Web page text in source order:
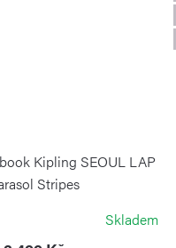
Kipling SEOUL LAP
Stripes
Skladem